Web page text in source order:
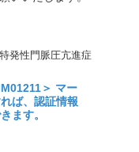
特発性門脈圧亢進症